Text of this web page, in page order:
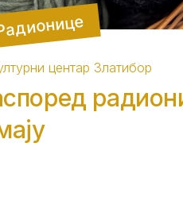
центар Златибор